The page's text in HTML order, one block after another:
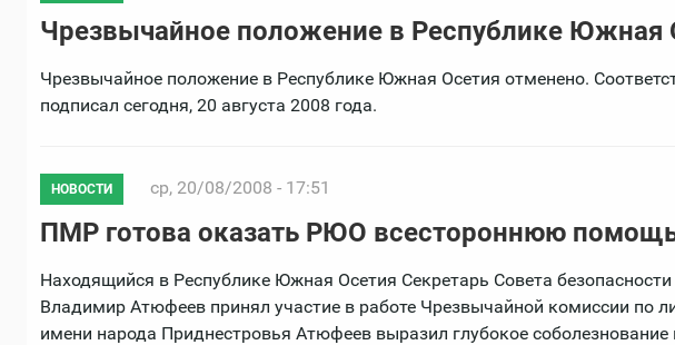
Чрезвычайное положение в Республике Южная
Чрезвычайное положение в Республике Южная Осетия отменено.
подписал сегодня, 20 августа 2008 года.
НОВОСТИ ср, 20/08/2008 - 17:51
ПМР готова оказать РЮО всестороннюю
Находящийся в Республике Южная Осетия Секретарь Совета
Владимир Атюфеев принял участие в работе Чрезвычайной комиссии по
имени народа Приднестровья Атюфеев выразил глубокое